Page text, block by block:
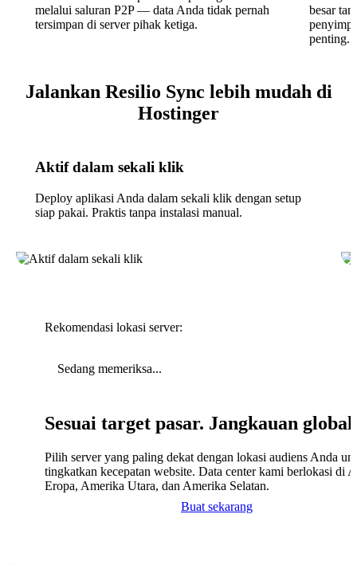
melalui saluran P2P — data Anda tidak pernah
tersimpan di server pihak ketiga.
besar
penting.
Jalankan Resilio Sync lebih mudah di
Hostinger
Aktif dalam sekali klik
Deploy aplikasi Anda dalam sekali klik dengan setup
siap pakai. Praktis tanpa instalasi manual.
Rekomendasi lokasi server:
Sedang memeriksa...
Sesuai target pasar. Jangkauan global
Pilih server yang paling dekat dengan lokasi audiens Anda
tingkatkan kecepatan website. Data center kami berlokasi di
Eropa, Amerika Utara, dan Amerika Selatan.
Buat sekarang